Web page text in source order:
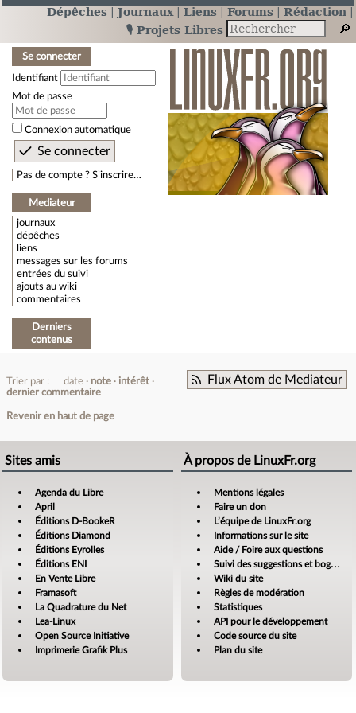
Dépêches Journaux Liens Forums
Rédaction
🎙️ Projets Libres
Se connecter
Identifiant
Mot de passe
Connexion automatique
Pas de compte ? S’inscrire…
Mediateur
journaux
dépêches
liens
messages sur les forums
entrées du suivi
ajouts au wiki
commentaires
Derniers
contenus
Flux Atom de Mediateur
Trier par : date note
intérêt
dernier commentaire
Revenir en haut de page
Sites amis
Agenda du Libre
April
Éditions D-BookeR
Éditions Diamond
Éditions Eyrolles
Éditions ENI
En Vente Libre
Framasoft
La Quadrature du Net
Lea-Linux
Open Source Initiative
Imprimerie Grafik Plus
À propos de LinuxFr.org
Mentions légales
Faire un don
L’équipe de LinuxFr.org
Informations sur le site
Aide / Foire aux questions
Suivi des suggestions et bogues
Wiki du site
Règles de modération
Statistiques
API pour le développement
Code source du site
Plan du site